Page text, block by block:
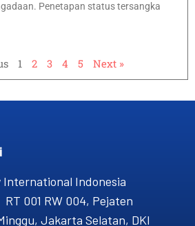
Penetapan status tersangka
1 2 3 4 5 Next »
International Indonesia
001 RW 004, Pejaten
Jakarta Selatan, DKI